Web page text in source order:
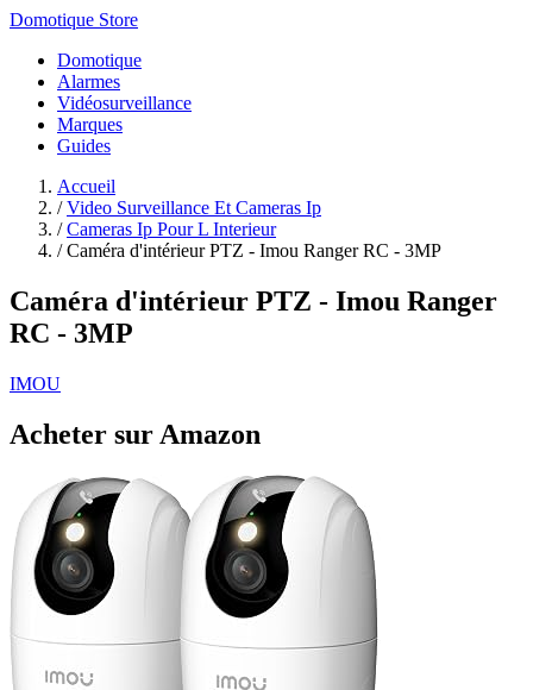
Domotique Store
Domotique
Alarmes
Vidéosurveillance
Marques
Guides
Accueil
/ Video Surveillance Et Cameras Ip
/ Cameras Ip Pour L Interieur
/ Caméra d'intérieur PTZ - Imou Ranger RC - 3MP
Caméra d'intérieur PTZ - Imou Ranger
RC - 3MP
IMOU
Acheter sur Amazon